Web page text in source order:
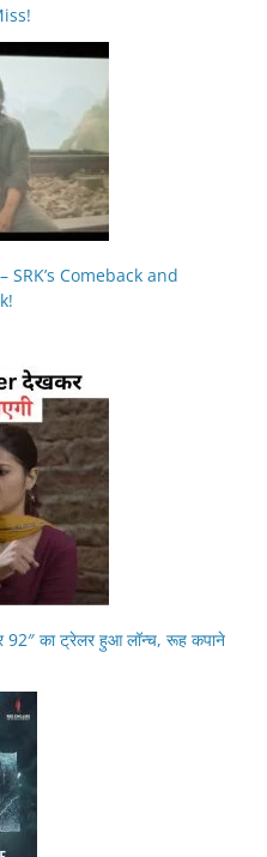
Comeback and
92″ का ट्रेलर हुआ लॉन्च, रूह कपाने